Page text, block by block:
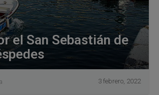
el San Sebastián de
3 febrero, 2022